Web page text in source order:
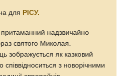
для РІСУ.
притаманний надзвичайно
святого Миколая.
зображується як казковий
з новорічними